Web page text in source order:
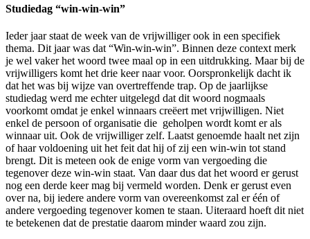
Studiedag “win-win-win”
Ieder jaar staat de week van de vrijwilliger ook in een specifiek
thema. Dit jaar was dat “Win-win-win”. Binnen deze context merk
je wel vaker het woord twee maal op in een uitdrukking. Maar bij de
vrijwilligers komt het drie keer naar voor. Oorspronkelijk dacht ik
dat het was bij wijze van overtreffende trap. Op de jaarlijkse
studiedag werd me echter uitgelegd dat dit woord nogmaals
voorkomt omdat je enkel winnaars creëert met vrijwilligen. Niet
enkel de persoon of organisatie die geholpen wordt komt er als
winnaar uit. Ook de vrijwilliger zelf. Laatst genoemde haalt net zijn
of haar voldoening uit het feit dat hij of zij een win-win tot stand
brengt. Dit is meteen ook de enige vorm van vergoeding die
tegenover deze win-win staat. Van daar dus dat het woord er gerust
nog een derde keer mag bij vermeld worden. Denk er gerust even
over na, bij iedere andere vorm van overeenkomst zal er één of
andere vergoeding tegenover komen te staan. Uiteraard hoeft dit niet
te betekenen dat de prestatie daarom minder waard zou zijn.